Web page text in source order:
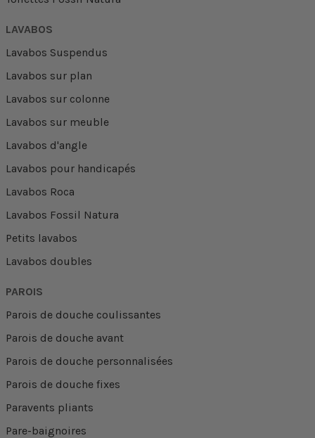
LAVABOS
Lavabos Suspendus
Lavabos sur plan
Lavabos sur colonne
Lavabos sur meuble
Lavabos d'angle
Lavabos pour handicapés
Lavabos Roca
Lavabos Fossil Natura
Petits lavabos
Lavabos doubles
PAROIS
Parois de douche coulissantes
Parois de douche avant
Parois de douche personnalisées
Parois de douche fixes
Paravents pliants
Pare-baignoires